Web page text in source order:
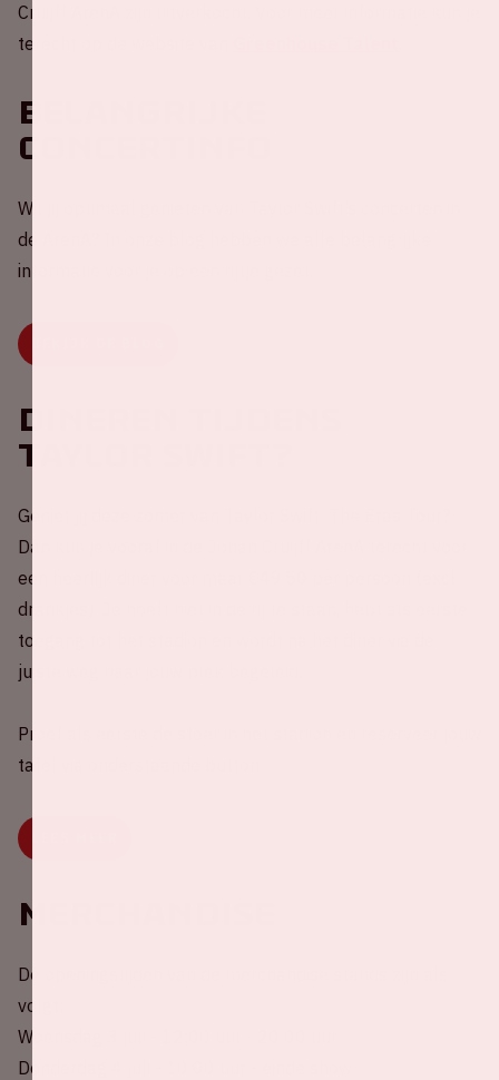
Cruijff ArenA zijn uitverkocht. Voor meer informatie kun je
terecht op de website van
Belangrijke
concertinfo
Wil jij optimaal genieten van Taylor Swift’s concerten in
de ArenA? In onze blog hebben we alle belangrijke
informatie voor je op een rijtje gezet.
Dineren tijdens
Taylor Swift?
Geniet jij deze zomer van Taylor Swift: The Eras Tour?
Dan kun je vooraf in de Johan Cruijff ArenA terecht voor
een heerlijk diner voor maar €49.50 per persoon (excl.
drankjes). Je hoeft niet in de rij te staan, hebt als eerste
toegang tot het stadion en wordt na het diner via de
juiste weg naar jouw plek begeleid.
Proef als eerste de sfeer in het stadion en reserveer jouw
tafel via onderstaande button.
Merchandise
De openingstijden van de merchandise stands zijn als
volgt:
Woensdag 3 juli - 12:00 uur - 20:00 uur
Donderdag 4 juli - 10:00 uur - einde show